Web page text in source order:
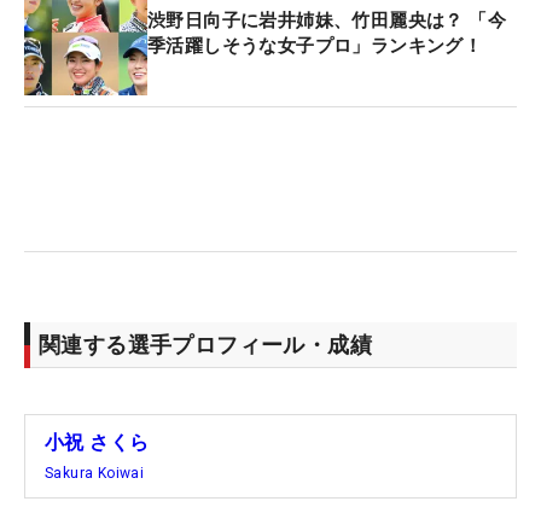
渋野日向子に岩井姉妹、竹田麗央は？ 「今
季活躍しそうな女子プロ」ランキング！
関連する選手プロフィール・成績
小祝 さくら
Sakura Koiwai